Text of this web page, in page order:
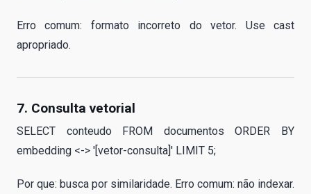
Erro comum: formato incorreto do vetor. Use cast
apropriado.
7. Consulta vetorial
SELECT conteudo FROM documentos ORDER BY
embedding <-> '[vetor-consulta]' LIMIT 5;
Por que: busca por similaridade. Erro comum: não indexar.